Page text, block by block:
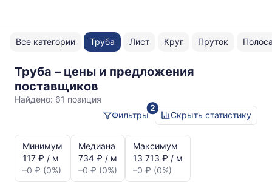
Все категории Труба Лист Круг Пруток
Труба – цены и предложения
поставщиков
10217-
7
Найдено: 61 позиция
2
Фильтры
Скрыть статистику
динамика
цен:
Труба
Минимум
117 ₽ / м
–0 ₽ (0%)
Медиана
734 ₽ / м
–0 ₽ (0%)
Максимум
13 713 ₽ / м
–0 ₽ (0%)